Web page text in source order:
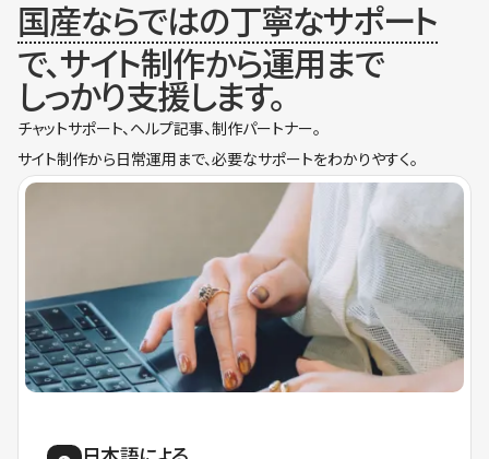
国産ならではの丁寧なサポート
で、サイト制作から運用まで
しっかり支援します。
チャットサポート、ヘルプ記事、制作パートナー。
サイト制作から日常運用まで、必要なサポートをわかりやすく。